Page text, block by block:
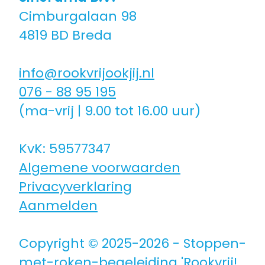
Coaching icm kinderwens | zwanger
Voor jongeren
Voor de zorg | bedrijven
Voor coaches
Cimburgalaan 98
4819 BD Breda
info@rookvrijookjij.nl
076 - 88 95 195
(ma-vrij | 9.00 tot 16.00 uur)
KvK: 59577347
Algemene voorwaarden
Privacyverklaring
Aanmelden
Copyright © 2025-2026 - Stoppen-